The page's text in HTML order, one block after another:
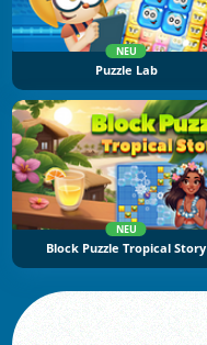
NEU
Puzzle Lab
NEU
Block Puzzle Tropical Story